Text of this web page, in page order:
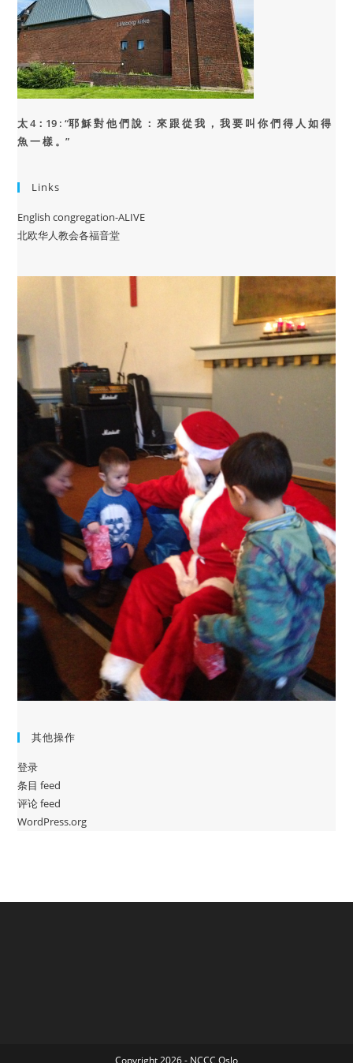
太 4：19 : “耶 穌 對 他 們 說 ： 來 跟 從 我 ， 我 要 叫 你 們 得 人 如 得
魚 一 樣 。”
Links
English congregation-ALIVE
北欧华人教会各福音堂
其他操作
登录
条目 feed
评论 feed
WordPress.org
Copyright 2026 - NCCC Oslo